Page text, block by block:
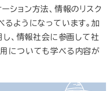
ション方法、情報のリスク
ようになっています。加
、情報社会に参画して社
についても学べる内容が